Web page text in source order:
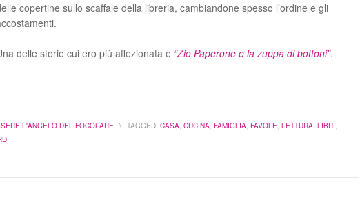
copertine sullo scaffale della libreria, cambiandone spesso l’ordine e gli
delle storie cui ero più affezionata è “Zio Paperone e la zuppa di bottoni”.
L'ANGELO DEL FOCOLARE \ TAGGED: CASA, CUCINA, FAMIGLIA, FAVOLE, LETTURA, LIBRI,